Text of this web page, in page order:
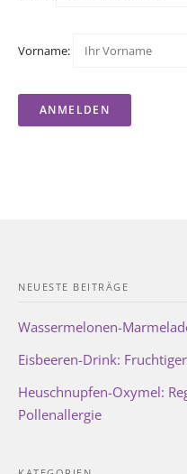
Vorname:
NEUESTE BEITRÄGE
Wassermelonen-
Eisbeeren-Drink:
Heuschnupfen-Oxymel:
Pollenallergie